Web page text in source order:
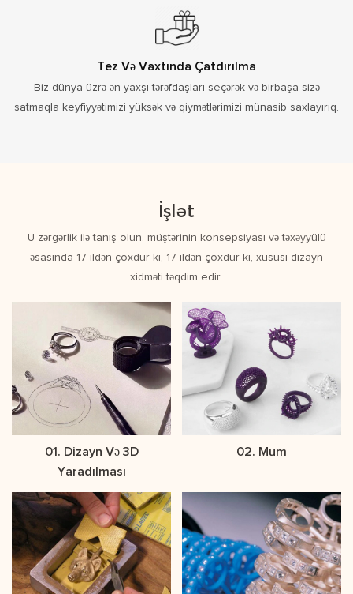
Tez Və Vaxtında Çatdırılma
Biz dünya üzrə ən yaxşı tərəfdaşları seçərək və birbaşa sizə
satmaqla keyfiyyətimizi yüksək və qiymətlərimizi münasib saxlayırıq.
İşlət
U zərgərlik ilə tanış olun, müştərinin konsepsiyası və təxəyyülü
əsasında 17 ildən çoxdur ki, 17 ildən çoxdur ki, xüsusi dizayn
xidməti təqdim edir.
01. Dizayn Və 3D
Yaradılması
02. Mum